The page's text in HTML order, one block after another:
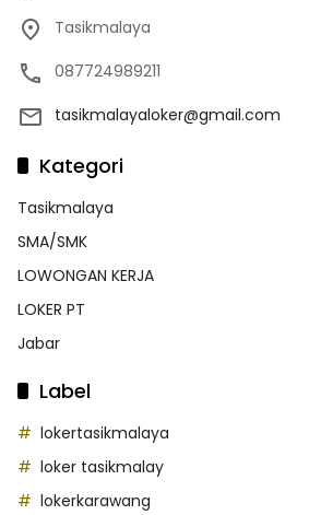
Tasikmalaya
087724989211
tasikmalayaloker@gmail.com
Kategori
Tasikmalaya
SMA/SMK
LOWONGAN KERJA
LOKER PT
Jabar
Label
lokertasikmalaya
loker tasikmalay
lokerkarawang